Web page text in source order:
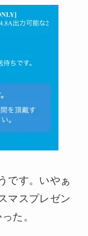
です。いやぁ
マスプレゼン
た。